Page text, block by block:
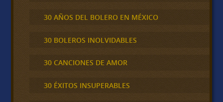
30 AÑOS DEL BOLERO EN MÉXICO
30 BOLEROS INOLVIDABLES
30 CANCIONES DE AMOR
30 ÉXITOS INSUPERABLES